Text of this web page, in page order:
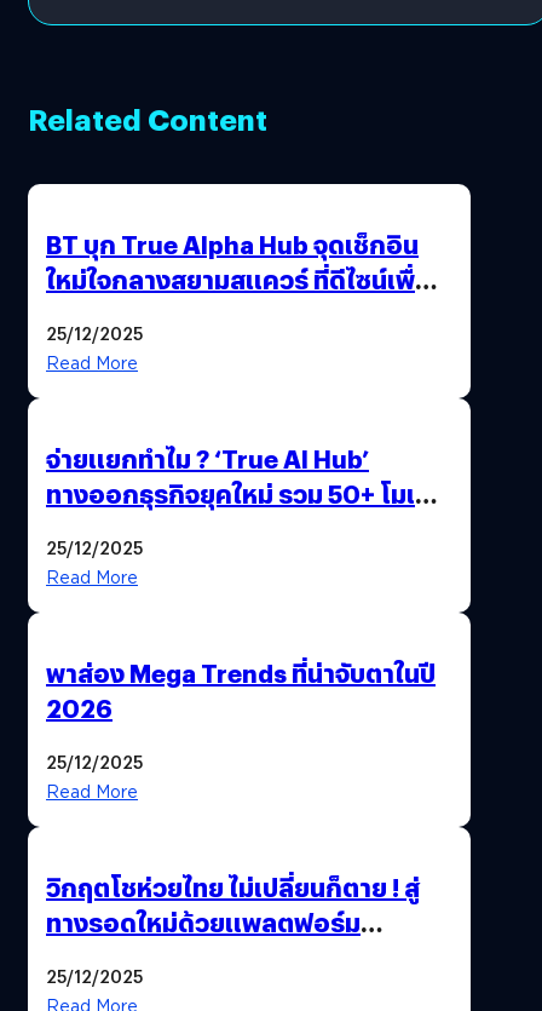
Related Content
BT บุก True Alpha Hub จุดเช็กอิน
ใหม่ใจกลางสยามสแควร์ ที่ดีไซน์เพื่อ
25/12/2025
Read More
จ่ายแยกทำไม ? ‘True AI Hub’
ทางออกธุรกิจยุคใหม่ รวม 50+ โมเดล
25/12/2025
Read More
พาส่อง Mega Trends ที่น่าจับตาในปี
2026
25/12/2025
Read More
วิกฤตโชห่วยไทย ไม่เปลี่ยนก็ตาย ! สู่
ทางรอดใหม่ด้วยแพลตฟอร์ม
25/12/2025
Read More